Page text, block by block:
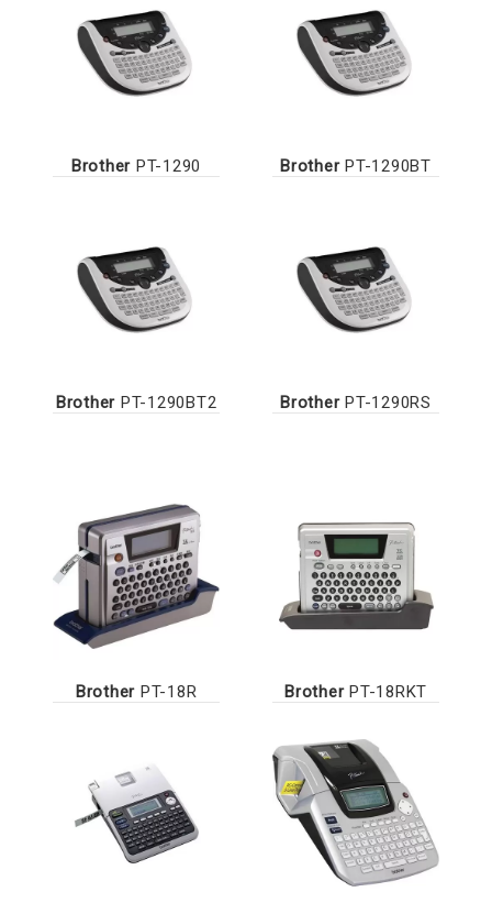
Brother PT-1290 BrotherPT-1290BT
Brother PT-1290BT2 BrotherPT-1290RS
Brother PT-18R BrotherPT-18RKT